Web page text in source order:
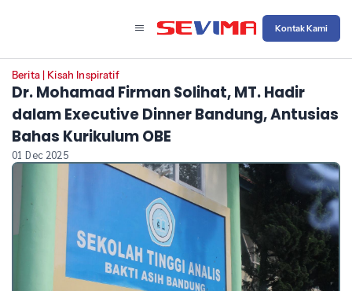
Kontak Kami
Berita| Kisah Inspiratif
Dr. Mohamad Firman Solihat, MT. Hadir
dalam Executive Dinner Bandung, Antusias
Bahas Kurikulum OBE
01 Dec 2025